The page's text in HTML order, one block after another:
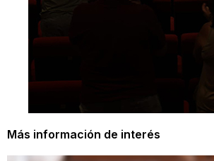
Más información de interés